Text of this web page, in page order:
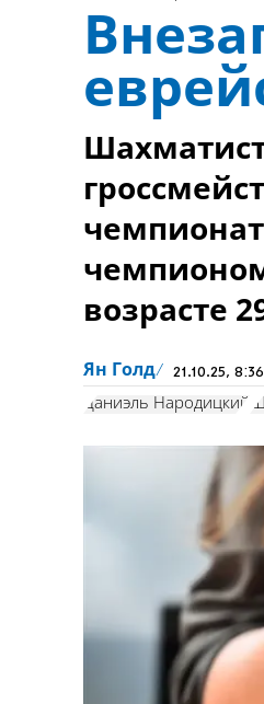
возрасте
Ян Голд 21.10.25, 8:36
Даниэль Народицкий